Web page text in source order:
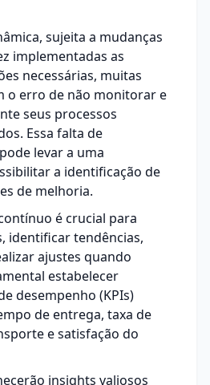
sujeita a mudanças
implementadas as
necessárias, muitas
o erro de não monitorar e
seus processos
Essa falta de
levar a uma
a identificação de
de melhoria.
é crucial para
identificar tendências,
ajustes quando
estabelecer
desempenho (KPIs)
de entrega, taxa de
e satisfação do
insights valiosos